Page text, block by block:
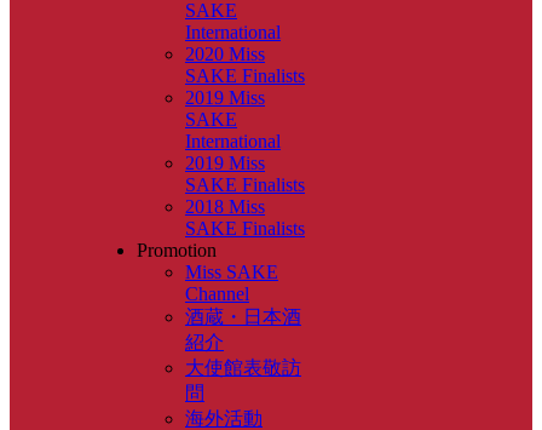
SAKE
International
2020 Miss
SAKE Finalists
2019 Miss
SAKE
International
2019 Miss
SAKE Finalists
2018 Miss
SAKE Finalists
Promotion
Miss SAKE
Channel
酒蔵・日本酒
紹介
大使館表敬訪
問
海外活動